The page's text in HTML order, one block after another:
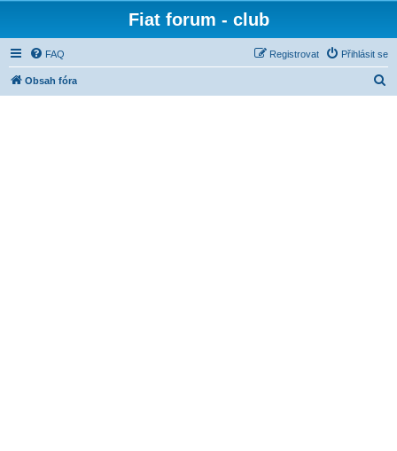
Fiat forum - club
FAQ Přihlásit se
Registrovat
Obsah fóra